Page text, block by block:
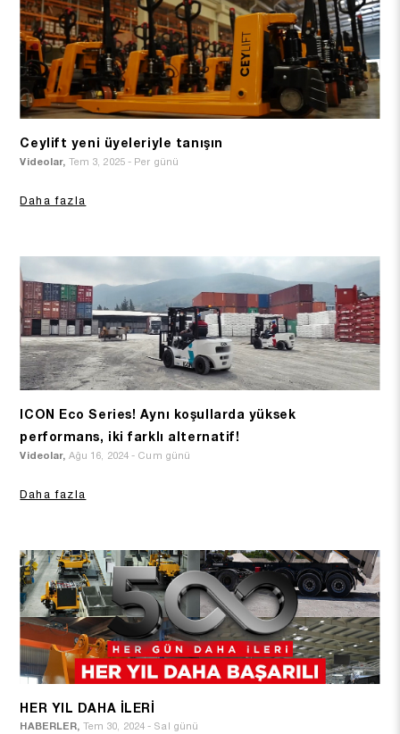
Ceylift yeni üyeleriyle tanışın
Videolar, Tem 3, 2025 - Per günü
Daha fazla
ICON Eco Series! Aynı koşullarda yüksek
performans, iki farklı alternatif!
Videolar, Ağu 16, 2024 - Cum günü
Daha fazla
HER YIL DAHA İLERİ
HABERLER, Tem 30, 2024 - Sal günü